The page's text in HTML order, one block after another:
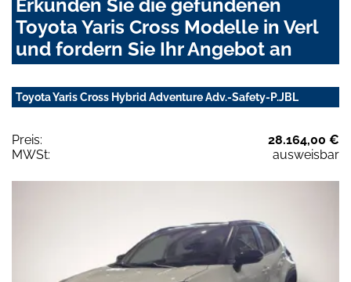
Erkunden Sie die gefundenen
Toyota Yaris Cross Modelle in Verl
und fordern Sie Ihr Angebot an
Toyota Yaris Cross Hybrid Adventure Adv.-Safety-P.JBL
Preis:
28.164,00 €
MWSt:
ausweisbar